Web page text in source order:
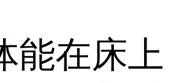
能在床上